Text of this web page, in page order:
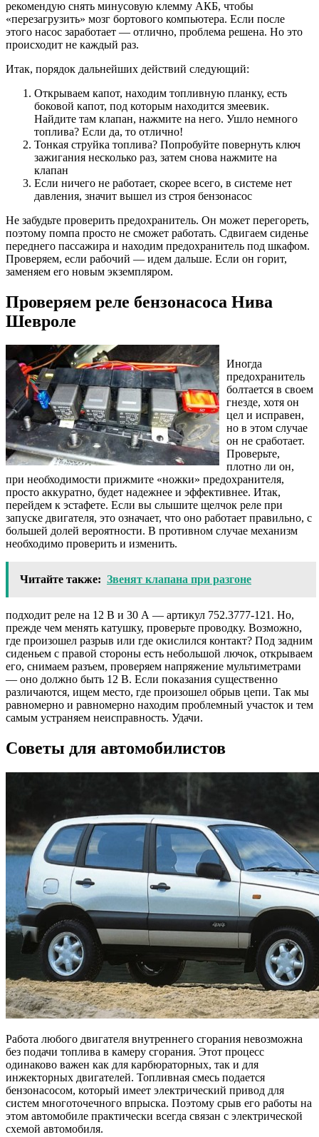
рекомендую снять минусовую клемму АКБ, чтобы
«перезагрузить» мозг бортового компьютера. Если после
этого насос заработает — отлично, проблема решена. Но это
происходит не каждый раз.
Итак, порядок дальнейших действий следующий:
Открываем капот, находим топливную планку, есть
боковой капот, под которым находится змеевик.
Найдите там клапан, нажмите на него. Ушло немного
топлива? Если да, то отлично!
Тонкая струйка топлива? Попробуйте повернуть ключ
зажигания несколько раз, затем снова нажмите на
клапан
Если ничего не работает, скорее всего, в системе нет
давления, значит вышел из строя бензонасос
Не забудьте проверить предохранитель. Он может перегореть,
поэтому помпа просто не сможет работать. Сдвигаем сиденье
переднего пассажира и находим предохранитель под шкафом.
Проверяем, если рабочий — идем дальше. Если он горит,
заменяем его новым экземпляром.
Проверяем реле бензонасоса Нива
Шевроле
Иногда
предохранитель
болтается в своем
гнезде, хотя он
цел и исправен,
но в этом случае
он не сработает.
Проверьте,
плотно ли он,
при необходимости прижмите «ножки» предохранителя,
просто аккуратно, будет надежнее и эффективнее. Итак,
перейдем к эстафете. Если вы слышите щелчок реле при
запуске двигателя, это означает, что оно работает правильно, с
большей долей вероятности. В противном случае механизм
необходимо проверить и изменить.
Читайте также: Звенят клапана при разгоне
подходит реле на 12 В и 30 А — артикул 752.3777-121. Но,
прежде чем менять катушку, проверьте проводку. Возможно,
где произошел разрыв или где окислился контакт? Под задним
сиденьем с правой стороны есть небольшой лючок, открываем
его, снимаем разъем, проверяем напряжение мультиметрами
— оно должно быть 12 В. Если показания существенно
различаются, ищем место, где произошел обрыв цепи. Так мы
равномерно и равномерно находим проблемный участок и тем
самым устраняем неисправность. Удачи.
Советы для автомобилистов
Работа любого двигателя внутреннего сгорания невозможна
без подачи топлива в камеру сгорания. Этот процесс
одинаково важен как для карбюраторных, так и для
инжекторных двигателей. Топливная смесь подается
бензонасосом, который имеет электрический привод для
систем многоточечного впрыска. Поэтому срыв его работы на
этом автомобиле практически всегда связан с электрической
схемой автомобиля.